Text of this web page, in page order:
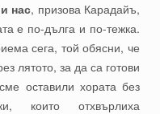
нас, призова Карадайъ,
е по-дълга и по-тежка.
сега, той обясни, че
лятото, за да са готови
оставили хората без
които отхвърлиха